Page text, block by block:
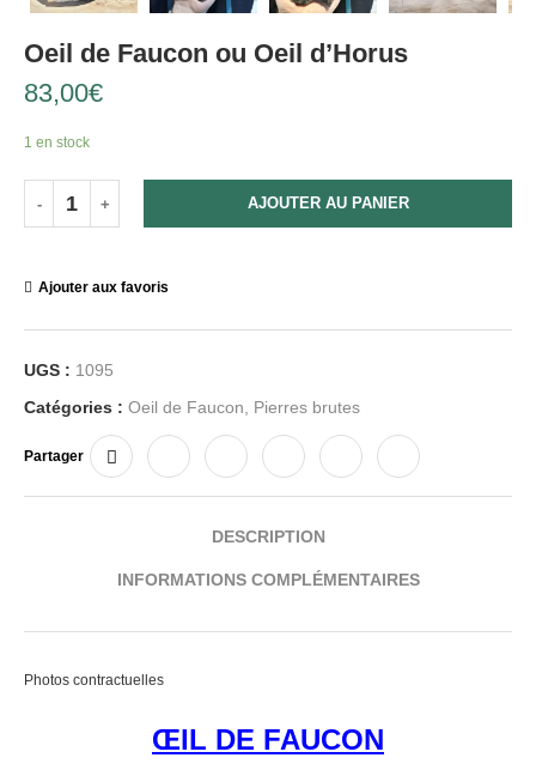
Oeil de Faucon ou Oeil d’Horus
83,00€
1 en stock
AJOUTER AU PANIER
Ajouter aux favoris
UGS : 1095
Catégories : Oeil de Faucon Pierres brutes
Partager
DESCRIPTION
INFORMATIONS COMPLÉMENTAIRES
Photos contractuelles
ŒIL DE FAUCON